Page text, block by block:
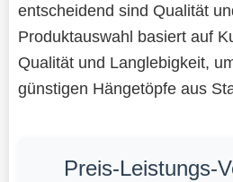
entscheidend sind Qualität
Produktauswahl basiert auf
Qualität und Langlebigkeit,
günstigen Hängetöpfe aus
Preis-Leistungs-